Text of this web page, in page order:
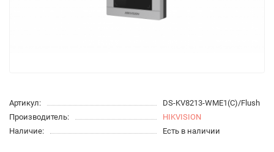
Артикул:
DS-KV8213-WME1(C)/Flush
Производитель:
HIKVISION
Наличие:
Есть в наличии